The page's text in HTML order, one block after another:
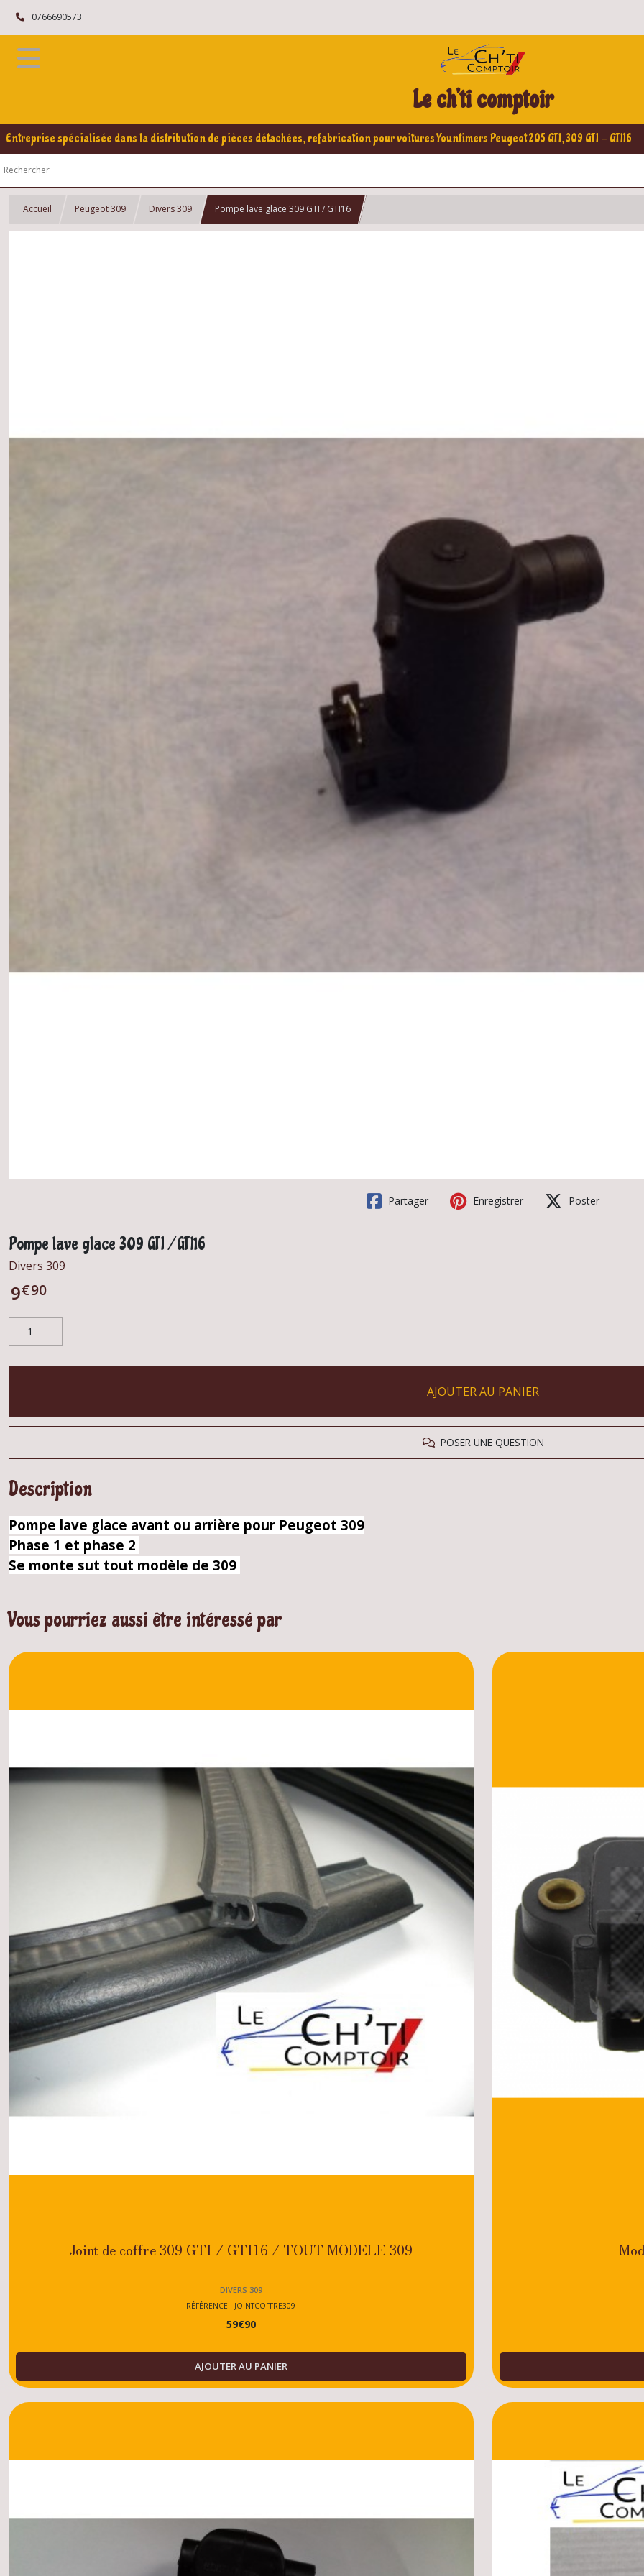
0766690573
Le ch'ti comptoir
Entreprise spécialisée dans la distribution de pièces détachées, refabrication pour voitures Yountimers Peugeot 205 GTI, 309 GTI - GTI16
Accueil Peugeot 309 Divers 309 Pompe lave glace 309 GTI / GTI16
Partager Enregistrer Poster
Pompe lave glace 309 GTI / GTI16
Divers 309
9€90
AJOUTER AU PANIER
POSER UNE QUESTION
Description
Pompe lave glace avant ou arrière pour Peugeot 309
Phase 1 et phase 2
Se monte sut tout modèle de 309
Vous pourriez aussi être intéressé par
Joint de coffre 309 GTI / GTI16 / TOUT MODELE 309
DIVERS 309
RÉFÉRENCE : JOINTCOFFRE309
59€90
AJOUTER AU PANIER